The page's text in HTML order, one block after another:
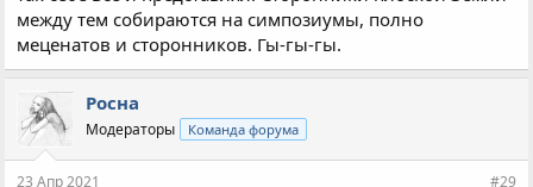
меня интересуют люди, которые прочли хотя бы половину из
опубликованного на форумах, т.к. не хочется заниматься
просветительской деятельностью среди псевдо психологов,
«законных основаниях» (начнут красть мою
интеллектуальную собственность путём преподавания или
выпуска аналогичных статей под другими названиями). Так
между тем собираются на симпозиумы, полно
меценатов и сторонников. Гы-гы-гы.
Росна
Модераторы Команда форума
23 Апр 2021 #29